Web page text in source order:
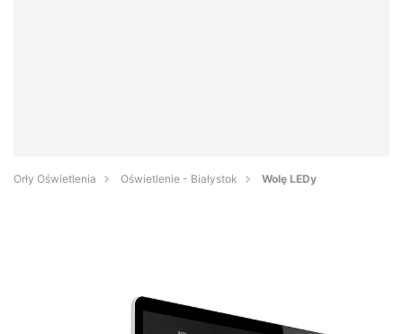
Orły Oświetlenia Oświetlenie - Białystok Wolę LEDy